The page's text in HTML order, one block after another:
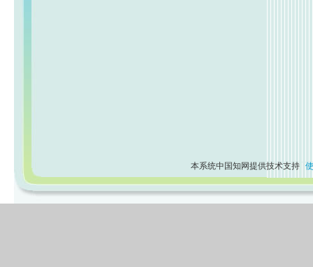
本系统中国知网提供技术支持